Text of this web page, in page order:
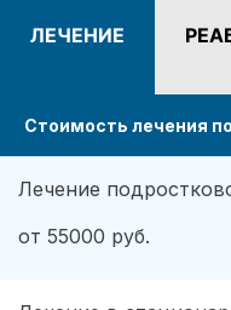
ЛЕЧЕНИЕ
Стоимость лечения
Лечение
от 55000 руб.